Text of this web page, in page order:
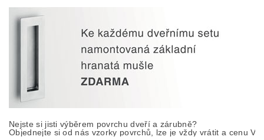
Nejste si jisti výběrem povrchu dveří a zárubně?
Objednejte si od nás vzorky povrchů, lze je vždy vrátit a cenu